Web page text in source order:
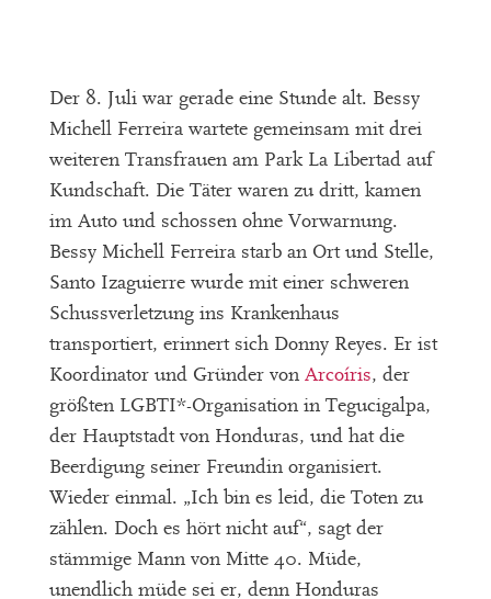
Der 8. Juli war gerade eine Stunde alt. Bessy
Michell Ferreira wartete gemeinsam mit drei
weiteren Transfrauen am Park La Libertad auf
Kundschaft. Die Täter waren zu dritt, kamen
im Auto und schossen ohne Vorwarnung.
Bessy Michell Ferreira starb an Ort und Stelle,
Santo Izaguierre wurde mit einer schweren
Schussverletzung ins Krankenhaus
transportiert, erinnert sich Donny Reyes. Er ist
Koordinator und Gründer von Arcoíris, der
größten LGBTI*-Organisation in Tegucigalpa,
der Hauptstadt von Honduras, und hat die
Beerdigung seiner Freundin organisiert.
Wieder einmal. „Ich bin es leid, die Toten zu
zählen. Doch es hört nicht auf“, sagt der
stämmige Mann von Mitte 40. Müde,
unendlich müde sei er, denn Honduras